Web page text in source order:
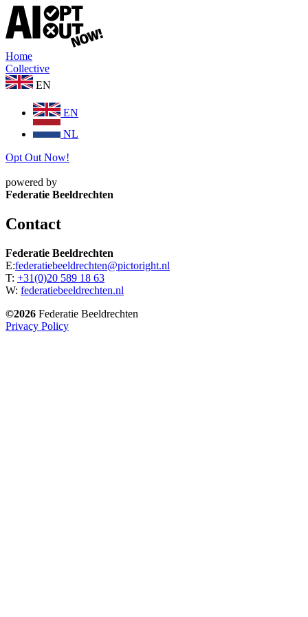
Home
Collective
EN
EN
NL
Opt Out Now!
powered by
Federatie Beeldrechten
Contact
Federatie Beeldrechten
E:federatiebeeldrechten@pictoright.nl
T: +31(0)20 589 18 63
W: federatiebeeldrechten.nl
©2026 Federatie Beeldrechten
Privacy Policy